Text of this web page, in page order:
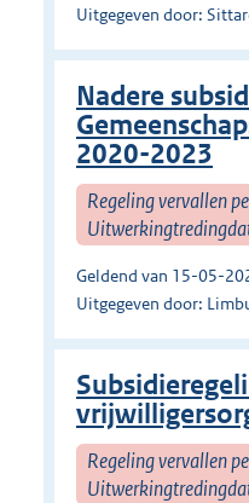
Uitgegeven door:
Nadere
2020-2023
Regeling vervallen
Geldend van 15-05-
Uitgegeven door:
Regeling vervallen